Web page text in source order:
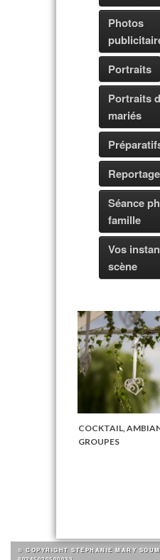
Photos
Portraits
Portraits
mariés
Séance
famille
Vos
scène
COCKTAIL,
GROUPES
© COPYRIGHT STÉPHANIE MARY